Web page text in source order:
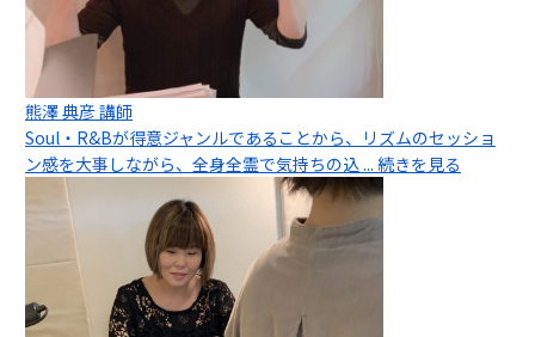
熊澤 典彦 講師
Soul・R&Bが得意ジャンルであることから、リズムのセッショ
ン感を大事しながら、全身全霊で気持ちの込... 続きを見る